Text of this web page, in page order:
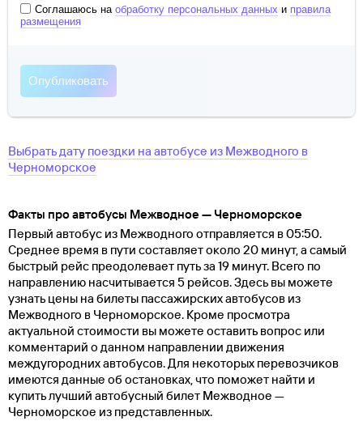
Соглашаюсь на обработку персональных данных и правила
размещения
Выбрать дату поездки на автобусе из Межводного в
Черноморское
Факты про автобусы Межводное — Черноморское
Первый автобус из Межводного отправляется в 05:50.
Среднее время в пути составляет около 20 минут, а самый
быстрый рейс преодолевает путь за 19 минут. Всего по
направлению насчитывается 5 рейсов. Здесь вы можете
узнать цены на билеты пассажирских автобусов из
Межводного в Черноморское. Кроме просмотра
актуальной стоимости вы можете оставить вопрос или
комментарий о данном направлении движения
междугородних автобусов. Для некоторых перевозчиков
имеются данные об остановках, что поможет найти и
купить лучший автобусный билет Межводное —
Черноморское из представленных.